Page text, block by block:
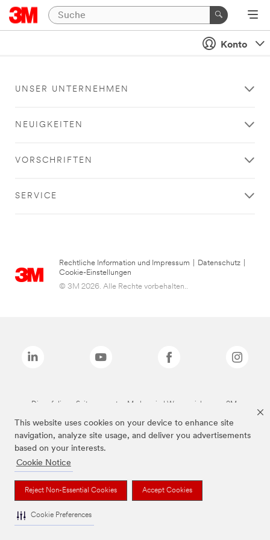
This website uses cookies on your device to enhance site
navigation, analyze site usage, and deliver you advertisements
based on your interests.
Cookie Notice
Reject Non-Essential Cookies Accept Cookies
Cookie Preferences
Konto
UNSER UNTERNEHMEN
NEUIGKEITEN
VORSCHRIFTEN
SERVICE
Rechtliche Information und Impressum Datenschutz
Cookie-Einstellungen
© 3M 2026. Alle Rechte vorbehalten..
Die auf dieser Seite genannten Marken sind Warenzeichen von 3M.